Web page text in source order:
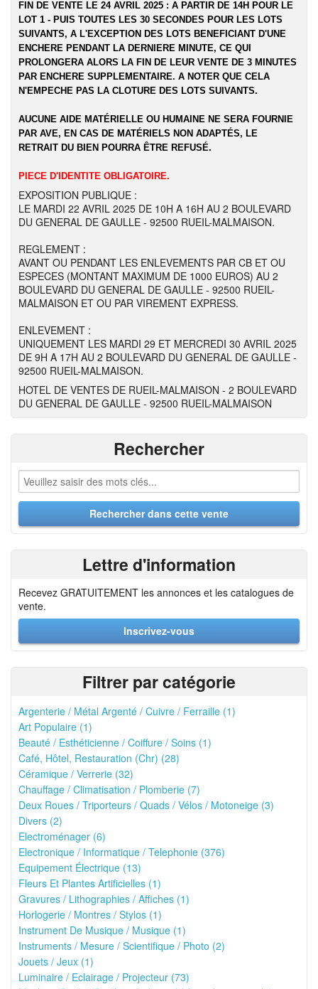
FIN DE VENTE LE 24 AVRIL 2025 : A PARTIR DE 14H POUR LE
LOT 1 - PUIS TOUTES LES 30 SECONDES POUR LES LOTS
SUIVANTS, A L'EXCEPTION DES LOTS BENEFICIANT D'UNE
ENCHERE PENDANT LA DERNIERE MINUTE, CE QUI
PROLONGERA ALORS LA FIN DE LEUR VENTE DE 3 MINUTES
PAR ENCHERE SUPPLEMENTAIRE. A NOTER QUE CELA
N'EMPECHE PAS LA CLOTURE DES LOTS SUIVANTS.
AUCUNE AIDE MATÉRIELLE OU HUMAINE NE SERA FOURNIE
PAR AVE, EN CAS DE MATÉRIELS NON ADAPTÉS, LE
RETRAIT DU BIEN POURRA ÊTRE REFUSÉ.
PIECE D'IDENTITE OBLIGATOIRE.
EXPOSITION PUBLIQUE :
LE MARDI 22 AVRIL 2025 DE 10H A 16H AU 2 BOULEVARD
DU GENERAL DE GAULLE - 92500 RUEIL-MALMAISON.
REGLEMENT :
AVANT OU PENDANT LES ENLEVEMENTS PAR CB ET OU
ESPECES (MONTANT MAXIMUM DE 1000 EUROS) AU 2
BOULEVARD DU GENERAL DE GAULLE - 92500 RUEIL-
MALMAISON ET OU PAR VIREMENT EXPRESS.
ENLEVEMENT :
UNIQUEMENT LES MARDI 29 ET MERCREDI 30 AVRIL 2025
DE 9H A 17H AU 2 BOULEVARD DU GENERAL DE GAULLE -
92500 RUEIL-MALMAISON.
HOTEL DE VENTES DE RUEIL-MALMAISON - 2 BOULEVARD
DU GENERAL DE GAULLE - 92500 RUEIL-MALMAISON
Rechercher
Lettre d'information
Recevez GRATUITEMENT les annonces et les catalogues de
vente.
Inscrivez-vous
Filtrer par catégorie
Argenterie / Métal Argenté / Cuivre / Ferraille (1)
Art Populaire (1)
Beauté / Esthéticienne / Coiffure / Soins (1)
Café, Hôtel, Restauration (Chr) (28)
Céramique / Verrerie (32)
Chauffage / Climatisation / Plomberie (7)
Deux Roues / Triporteurs / Quads / Vélos / Motoneige (3)
Divers (2)
Electroménager (6)
Electronique / Informatique / Telephonie (376)
Equipement Électrique (13)
Fleurs Et Plantes Artificielles (1)
Gravures / Lithographies / Affiches (1)
Horlogerie / Montres / Stylos (1)
Instrument De Musique / Musique (1)
Instruments / Mesure / Scientifique / Photo (2)
Jouets / Jeux (1)
Luminaire / Eclairage / Projecteur (73)